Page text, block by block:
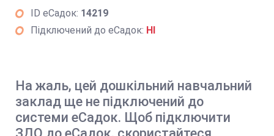
ID еСадок: 14219
Підключений до еСадок: НІ
На жаль, цей дошкільний навчальний
заклад ще не підключений до
системи еСадок. Щоб підключити